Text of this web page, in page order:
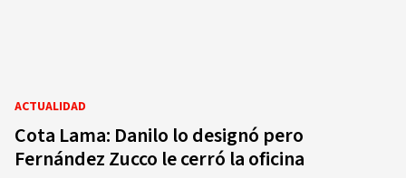
ACTUALIDAD
Cota Lama: Danilo lo designó pero
Fernández Zucco le cerró la oficina